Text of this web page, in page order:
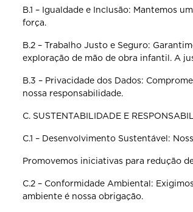
B.1 – Igualdade e Inclusão: Mantemos
força.
B.2 – Trabalho Justo e Seguro:
exploração de mão de obra infantil. A
B.3 – Privacidade dos Dados:
nossa responsabilidade.
C. SUSTENTABILIDADE E
C.1 – Desenvolvimento Sustentável:
Promovemos iniciativas para redução
C.2 – Conformidade Ambiental:
ambiente é nossa obrigação.